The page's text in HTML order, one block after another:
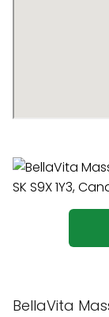
BellaVita